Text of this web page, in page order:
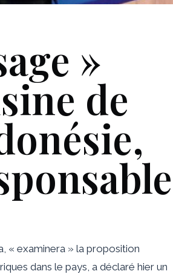
»
de
« examinera » la proposition
dans le pays, a déclaré hier un